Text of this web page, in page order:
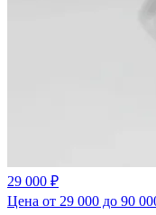
29 000 ₽
Цена от 29 000 до 90